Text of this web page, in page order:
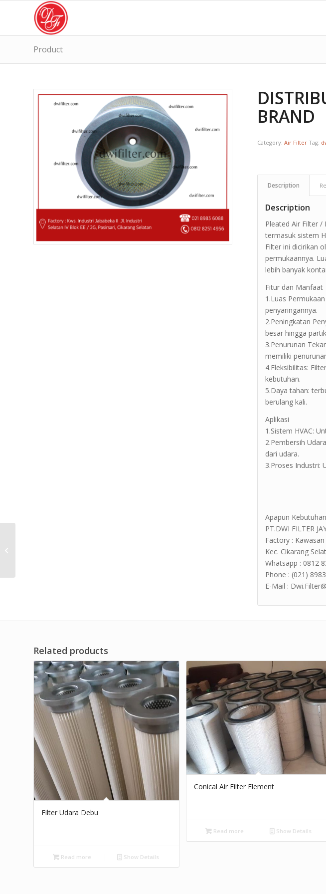
Product
BRAND
Category:Air Filter Tag:
Description
Description
Pleated Air Filter /
termasuk sistem
Filter ini dicirikan
permukaannya.
lebih banyak
Fitur dan Manfaat
1.Luas
penyaringannya.
2.Peningkatan
besar hingga
3.Penurunan
memiliki
4.Fleksibilitas:
kebutuhan.
5.Daya tahan:
berulang kali.
Aplikasi
1.Sistem HVAC:
2.Pembersih
dari udara.
3.Proses Industri:
Apapun
PT.DWI FILTER
Factory :
Kec. Cikarang
Whatsapp : 0812
Phone : (021)
E-Mail :
Related products
Filter Udara Debu
Read more Show Details
Conical Air Filter Element
Read more Show Details